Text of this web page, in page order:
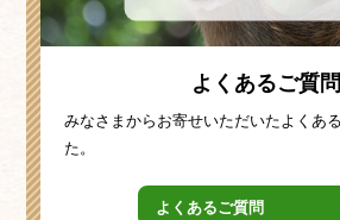
よくあるご質問
みなさまからお寄せいただいたよくあ
た。
よくあるご質問